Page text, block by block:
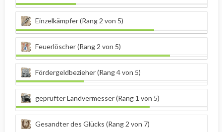
Einzelkämpfer (Rang 2 von 5)
Feuerlöscher (Rang 2 von 5)
Fördergeldbezieher (Rang 4 von 5)
geprüfter Landvermesser (Rang 1 von 5)
Gesandter des Glücks (Rang 2 von 7)